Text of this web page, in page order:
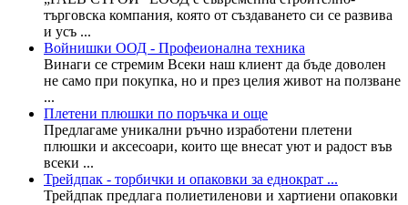
търговска компания, която от създаването си се рaзвива
и усъ ...
Войнишки ООД - Профеионална техника
Винаги се стремим Всеки наш клиент да бъде доволен
не само при покупка, но и през целия живот на ползване
...
Плетени плюшки по поръчка и още
Предлагаме уникални ръчно изработени плетени
плюшки и аксесоари, които ще внесат уют и радост във
всеки ...
Трейдпак - торбички и опаковки за еднократ ...
Трейдпак предлага полиетиленови и хартиени опаковки